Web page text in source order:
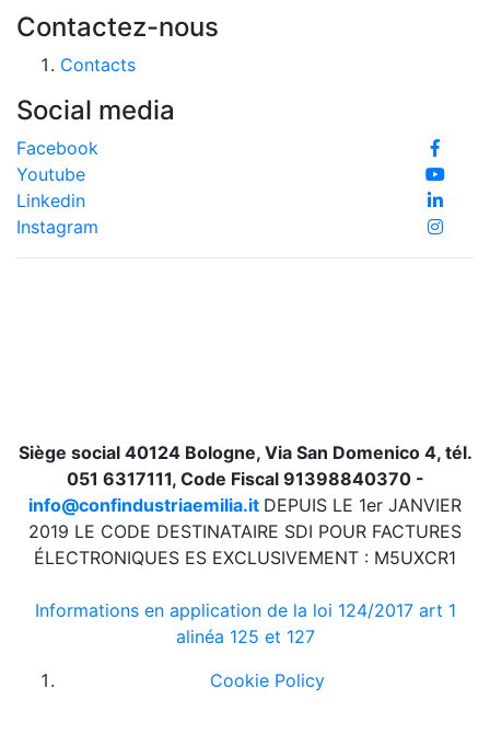
Contactez-nous
Contacts
Social media
Facebook
Youtube
Linkedin
Instagram
Siège social 40124 Bologne, Via San Domenico 4, tél.
051 6317111, Code Fiscal 91398840370 -
info@confindustriaemilia.it DEPUIS LE 1er JANVIER
2019 LE CODE DESTINATAIRE SDI POUR FACTURES
ÉLECTRONIQUES ES EXCLUSIVEMENT : M5UXCR1
Informations en application de la loi 124/2017 art 1
alinéa 125 et 127
Cookie Policy